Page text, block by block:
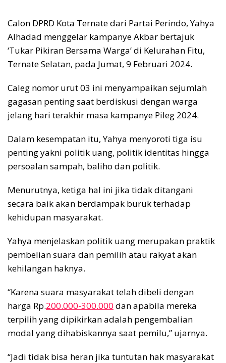
Calon DPRD Kota Ternate dari Partai Perindo, Yahya
Alhadad menggelar kampanye Akbar bertajuk
‘Tukar Pikiran Bersama Warga’ di Kelurahan Fitu,
Ternate Selatan, pada Jumat, 9 Februari 2024.
Caleg nomor urut 03 ini menyampaikan sejumlah
gagasan penting saat berdiskusi dengan warga
jelang hari terakhir masa kampanye Pileg 2024.
Dalam kesempatan itu, Yahya menyoroti tiga isu
penting yakni politik uang, politik identitas hingga
persoalan sampah, baliho dan politik.
Menurutnya, ketiga hal ini jika tidak ditangani
secara baik akan berdampak buruk terhadap
kehidupan masyarakat.
Yahya menjelaskan politik uang merupakan praktik
pembelian suara dan pemilih atau rakyat akan
kehilangan haknya.
“Karena suara masyarakat telah dibeli dengan
harga Rp.200.000-300.000 dan apabila mereka
terpilih yang dipikirkan adalah pengembalian
modal yang dihabiskannya saat pemilu,” ujarnya.
“Jadi tidak bisa heran jika tuntutan hak masyarakat